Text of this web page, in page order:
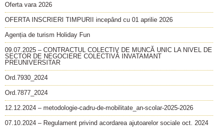
Oferta vara 2026
OFERTA INSCRIERI TIMPURII incepând cu 01 aprilie 2026
Agenția de turism Holiday Fun
09.07.2025 – CONTRACTUL COLECTIV DE MUNCĂ UNIC LA NIVEL DE
SECTOR DE NEGOCIERE COLECTIVĂ INVATAMANT
PREUNIVERSITAR
Ord.7930_2024
Ord.7877_2024
12.12.2024 – metodologie-cadru-de-mobilitate_an-scolar-2025-2026
07.10.2024 – Regulament privind acordarea ajutoarelor sociale oct. 2024